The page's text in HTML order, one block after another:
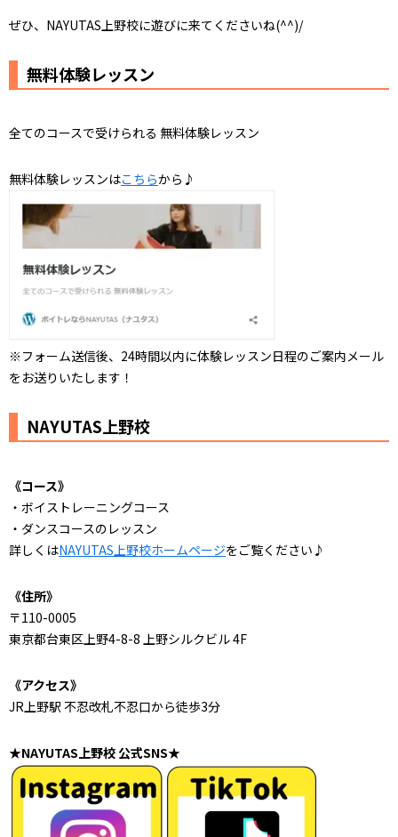
ぜひ、NAYUTAS上野校に遊びに来てくださいね(^^)/
無料体験レッスン
全てのコースで受けられる 無料体験レッスン
無料体験レッスンはこちらから♪
※フォーム送信後、24時間以内に体験レッスン日程のご案内メール
をお送りいたします！
NAYUTAS上野校
《コース》
・ボイストレーニングコース
・ダンスコースのレッスン
詳しくはNAYUTAS上野校ホームページをご覧ください♪
《住所》
〒110-0005
東京都台東区上野4-8-8 上野シルクビル 4F
《アクセス》
JR上野駅 不忍改札不忍口から徒歩3分
★NAYUTAS上野校 公式SNS★